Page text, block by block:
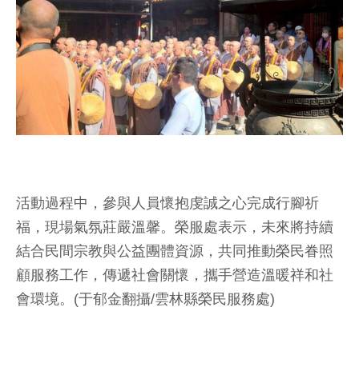
活動過程中，參與人員懷抱虔誠之心完成行腳祈
福，現場氣氛莊嚴溫馨。榮服處表示，未來將持續
結合民間宗教與公益團體資源，共同推動榮民眷照
顧服務工作，傳遞社會關懷，攜手營造溫暖祥和社
會環境。(于郁金翻攝/雲林縣榮民服務處)